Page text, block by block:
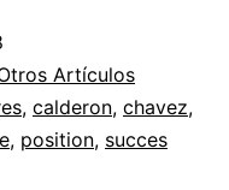
Artículos
, calderon, chavez,
, position, succes